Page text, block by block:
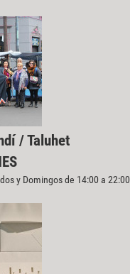
/ Taluhet
y Domingos de 14:00 a 22:00